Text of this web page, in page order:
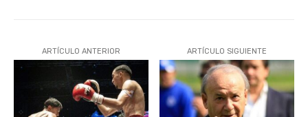
ARTÍCULO ANTERIOR ARTÍCULO SIGUIENTE